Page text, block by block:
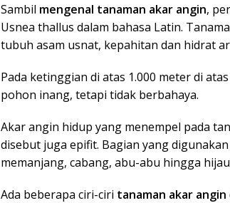
Sambil mengenal tanaman akar angin,
Usnea thallus dalam bahasa Latin.
tubuh asam usnat, kepahitan dan hidrat
Pada ketinggian di atas 1.000 meter di
pohon inang, tetapi tidak berbahaya.
Akar angin hidup yang menempel pada
disebut juga epifit. Bagian yang
memanjang, cabang, abu-abu hingga
Ada beberapa ciri-ciri tanaman akar angin